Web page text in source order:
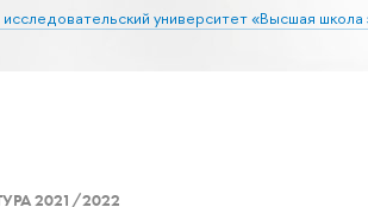
университет «Высшая школа
2021/2022